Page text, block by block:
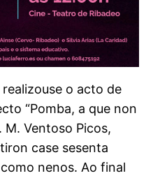
o acto de
“Pomba, a que non
M. Ventoso Picos,
case sesenta
nenos. Ao final